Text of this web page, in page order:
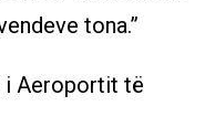
tona.”
i Aeroportit të